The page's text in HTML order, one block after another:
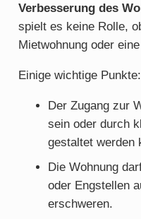
Verbesserung des
spielt es keine Rolle,
Mietwohnung oder
Einige wichtige Punkte:
Der Zugang zur
sein oder durch
gestaltet werden
Die Wohnung
oder Engstellen
erschweren.